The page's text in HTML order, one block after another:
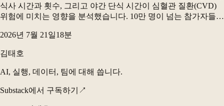
식사 시간과 횟수, 그리고 야간 단식 시간이 심혈관 질환(CVD)
위험에 미치는 영향을 분석했습니다. 10만 명이 넘는 참가자들을
식사가 전체 CVD...
2026년 7월 21일18분
김태호
AI, 실행, 데이터, 팀에 대해 씁니다.
Substack에서 구독하기 ↗